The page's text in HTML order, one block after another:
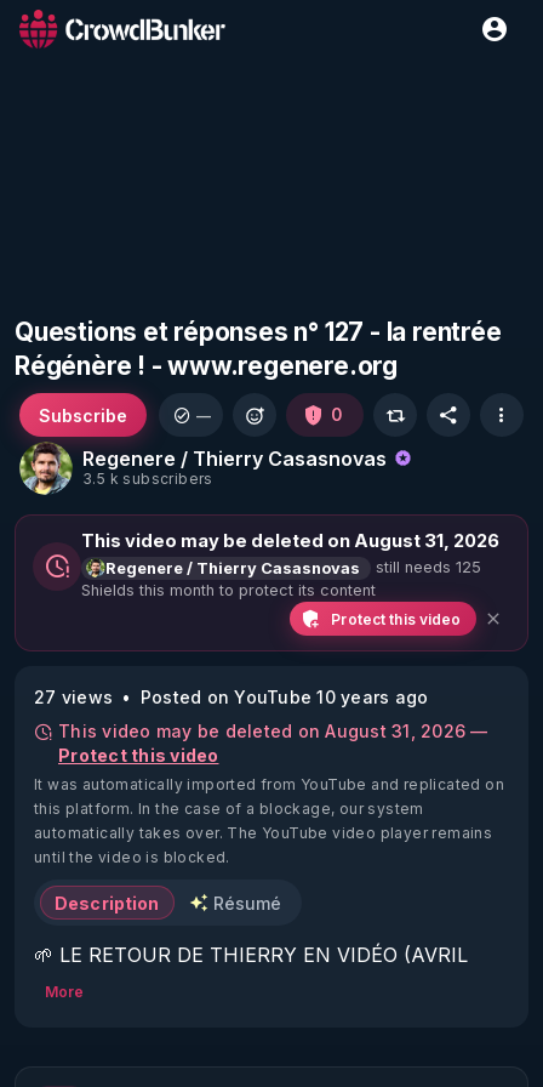
Questions et réponses n° 127 - la rentrée
Régénère ! - www.regenere.org
Regenere / Thierry Casasnovas
3.5 k subscribers
Subscribe — 0
This video may be deleted on August 31, 2026
Regenere / Thierry Casasnovas
still needs 125
Shields this month to protect its content
Protect this video
27 views
Posted on YouTube 10 years ago
This video may be deleted on August 31, 2026 —
Protect this video
It was automatically imported from YouTube and replicated on
this platform. In the case of a blockage, our system
automatically takes over. The YouTube video player remains
until the video is blocked.
Description Résumé
🌱 LE RETOUR DE THIERRY EN VIDÉO (AVRIL
2022)!
https://www.rgnr.fr/presentation.html
More